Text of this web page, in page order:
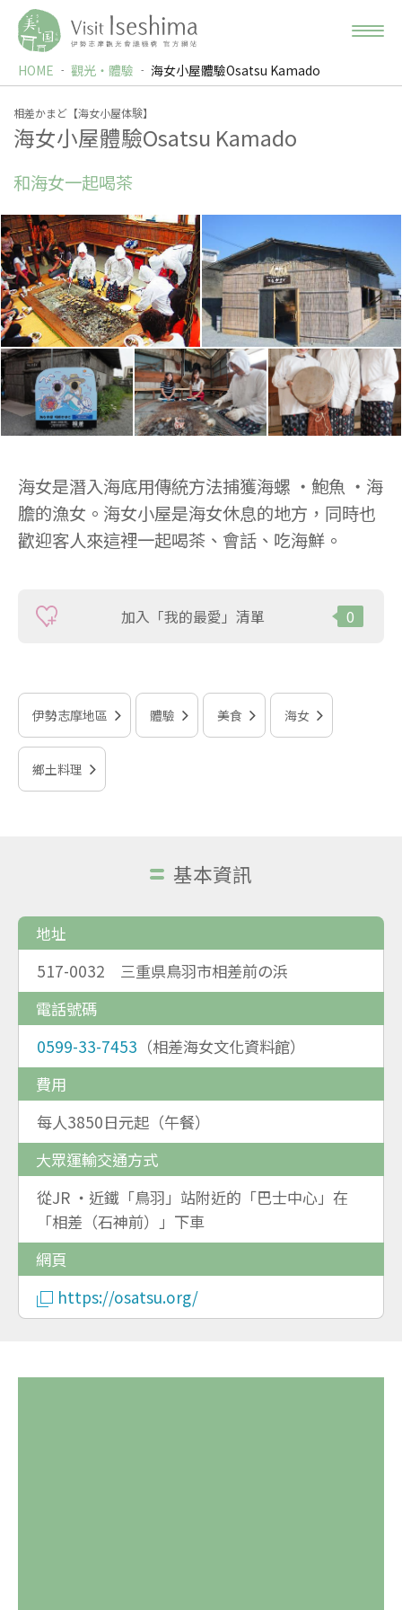
HOME 觀光‧體驗 海女小屋體驗Osatsu Kamado
相差かまど【海女小屋体験】
海女小屋體驗Osatsu Kamado
和海女一起喝茶
海女是潛入海底用傳統方法捕獲海螺 ・鮑魚 ・海
膽的漁女。海女小屋是海女休息的地方，同時也
歡迎客人來這裡一起喝茶、會話、吃海鮮。
加入「我的最愛」清單 0
伊勢志摩地區 體驗 美食 海女
鄉土料理
基本資訊
地址
517-0032 三重県鳥羽市相差前の浜
電話號碼
0599-33-7453 （相差海女文化資料館）
費用
每人3850日元起（午餐）
大眾運輸交通方式
從JR ・近鐵「鳥羽」站附近的「巴士中心」在
「相差（石神前）」下車
網頁
https://osatsu.org/